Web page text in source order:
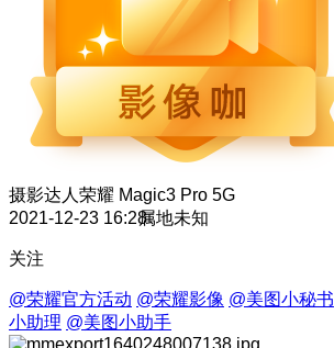
摄影达人 荣耀 Magic3 Pro 5G
2021-12-23 16:28属地未知
关注
@荣耀官方活动 @荣耀影像 @美图小秘书
小助理 @美图小助手